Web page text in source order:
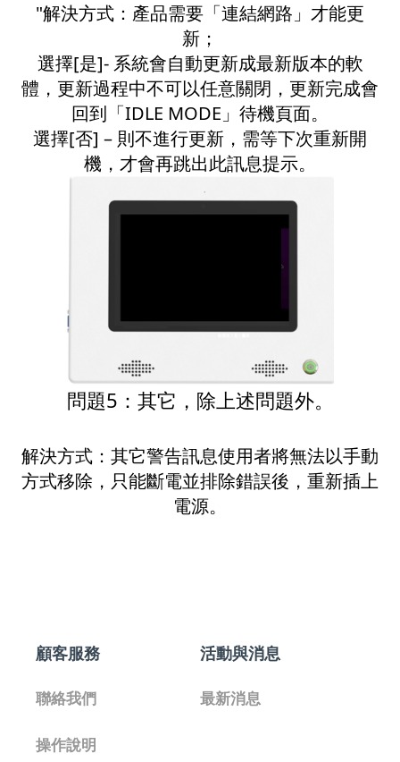
"解決方式：產品需要「連結網路」才能更
新；
選擇[是]- 系統會自動更新成最新版本的軟
體，更新過程中不可以任意關閉，更新完成會
回到「IDLE MODE」待機頁面。
選擇[否] – 則不進行更新，需等下次重新開
機，才會再跳出此訊息提示。
問題5：其它，除上述問題外。
解決方式：其它警告訊息使用者將無法以手動
方式移除，只能斷電並排除錯誤後，重新插上
電源。
顧客服務
聯絡我們
操作說明
活動與消息
最新消息